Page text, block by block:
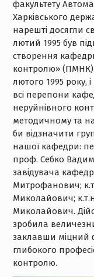
факультету
Харківського
нарешті досягли
лютий 1995 був
створення
контролю» (ПМНК).
лютого 1995 року,
всі перепони
неруйнівного
методичному та
би відзначити
нашої кафедри:
проф. Себко
завідувача
Митрофанович;
Миколайович;
Миколайович.
зробила
заклавши міцний
глибокого
контролю.